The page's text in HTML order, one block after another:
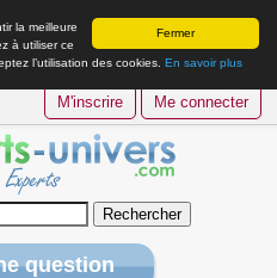
Fermer
la meilleure
à utiliser ce
l’utilisation des cookies. En savoir plus
M'inscrire Me connecter
question